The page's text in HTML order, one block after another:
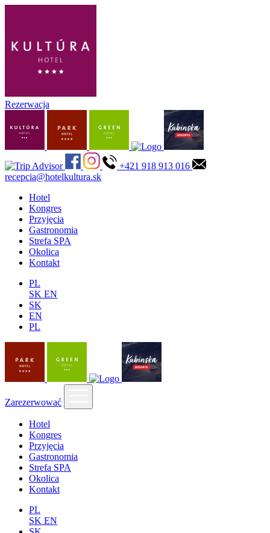
Rezerwacja
+421 918 913 016
recepcia@hotelkultura.sk
Hotel
Kongres
Przyjęcia
Gastronomia
Strefa SPA
Okolica
Kontakt
PL
SK EN
SK
EN
PL
Zarezerwować
Hotel
Kongres
Przyjęcia
Gastronomia
Strefa SPA
Okolica
Kontakt
PL
SK EN